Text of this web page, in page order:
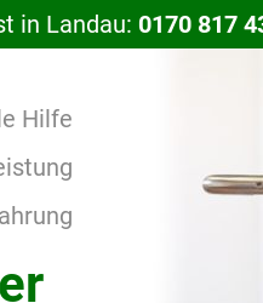
in Landau: 0170 817
Hilfe